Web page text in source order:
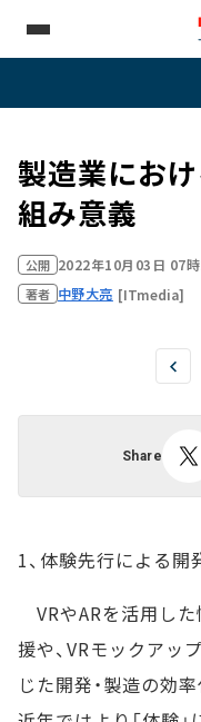
製造業にお
組み意義
公開 2022年10月03日 07
著者 中野大亮 [ITmedia]
Share
1、体験先行による開
VRやARを活用し
援や、VRモックアッ
じた開発・製造の効